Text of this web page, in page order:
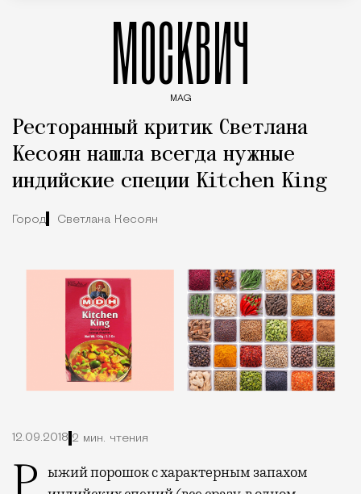
МОСКВИЧ
MAG
Ресторанный критик Светлана
Кесоян нашла всегда нужные
индийские специи Kitchen King
Город Светлана Кесоян
12.09.2018 2 мин. чтения